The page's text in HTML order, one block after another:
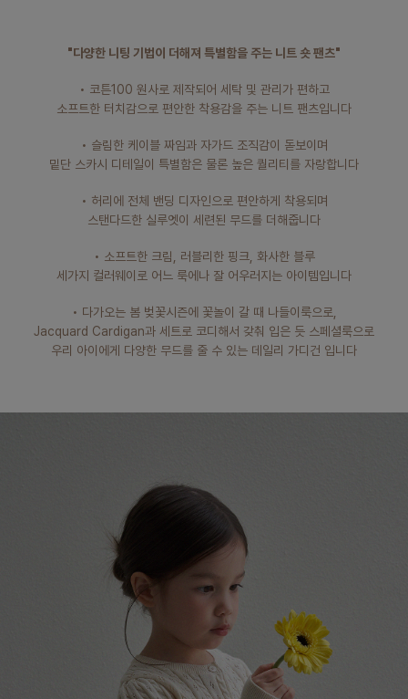
페이코 라이
"다양한 니팅 기법이 더해져 특별함을 주는 니트 숏 팬츠"
• 코튼100 원사로 제작되어 세탁 및 관리가 편하고
소프트한 터치감으로 편안한 착용감을 주는 니트 팬츠입니다
• 슬림한 케이블 짜임과 자가드 조직감이 돋보이며
밑단 스카시 디테일이 특별함은 물론 높은 퀄리티를 자랑합니다
• 허리에 전체 밴딩 디자인으로 편안하게 착용되며
스탠다드한 실루엣이 세련된 무드를 더해줍니다
• 소프트한 크림, 러블리한 핑크, 화사한 블루
세가지 컬러웨이로 어느 룩에나 잘 어우러지는 아이템입니다
• 다가오는 봄 벚꽃시즌에 꽃놀이 갈 때 나들이룩으로,
Jacquard Cardigan과 세트로 코디해서 갖춰 입은 듯 스페셜룩으로
우리 아이에게 다양한 무드를 줄 수 있는 데일리 가디건 입니다